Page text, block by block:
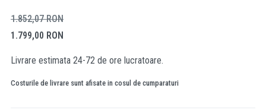
1.852,07RON
1.799,00 RON
Livrare estimata 24-72 de ore lucratoare.
Costurile de livrare sunt afisate in cosul de cumparaturi